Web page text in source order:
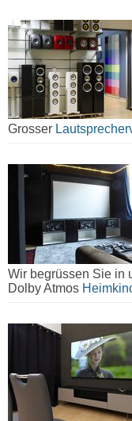
Grosser
Wir begrüssen Sie in
Dolby Atmos